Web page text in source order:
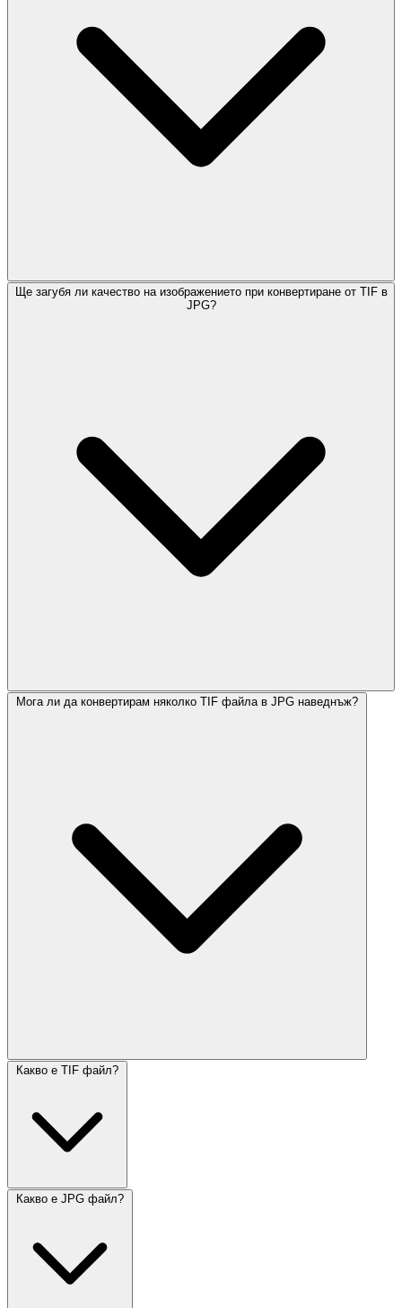
Ще загубя ли качество на изображението при конвертиране от TIF в
JPG?
Мога ли да конвертирам няколко TIF файла в JPG наведнъж?
Какво е TIF файл?
Какво е JPG файл?